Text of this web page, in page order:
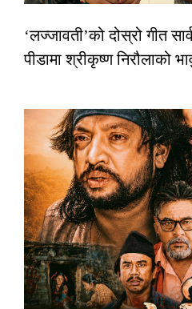
‘लज्जावती’को दोस्रो गीत
पीडामा श्रीकृष्ण निरौलाको